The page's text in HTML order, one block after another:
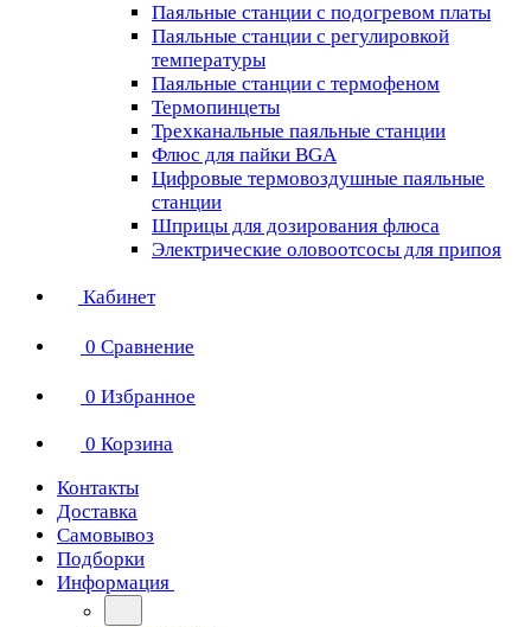
Паяльные станции с подогревом платы
Паяльные станции с регулировкой
температуры
Паяльные станции с термофеном
Термопинцеты
Трехканальные паяльные станции
Флюс для пайки BGA
Цифровые термовоздушные паяльные
станции
Шприцы для дозирования флюса
Электрические оловоотсосы для припоя
Кабинет
0 Сравнение
0 Избранное
0 Корзина
Контакты
Доставка
Самовывоз
Подборки
Информация